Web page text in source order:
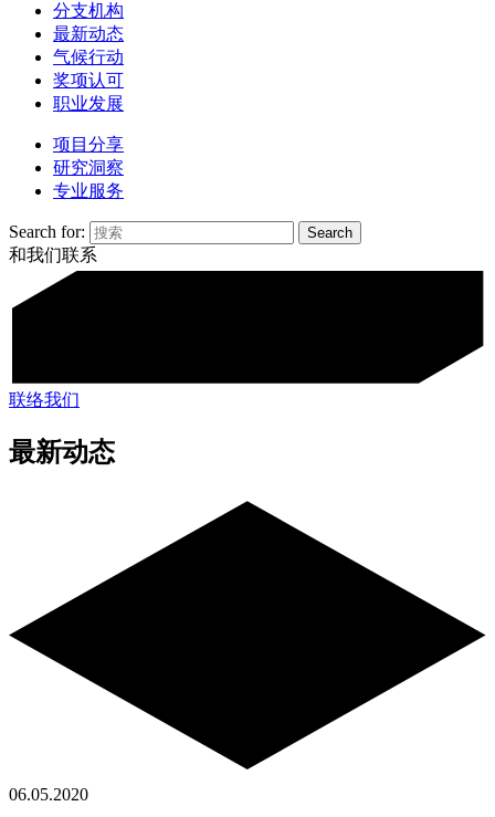
分支机构
最新动态
气候行动
奖项认可
职业发展
项目分享
研究洞察
专业服务
Search for:
和我们联系
联络我们
最新动态
06.05.2020